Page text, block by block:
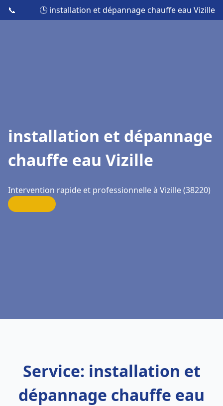
📞 🕒 installation et dépannage chauffe eau Vizille
installation et dépannage
chauffe eau Vizille
Intervention rapide et professionnelle à Vizille (38220)
Service: installation et
dépannage chauffe eau